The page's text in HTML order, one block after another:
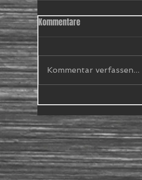
Kommentare
Kommentar verfassen...